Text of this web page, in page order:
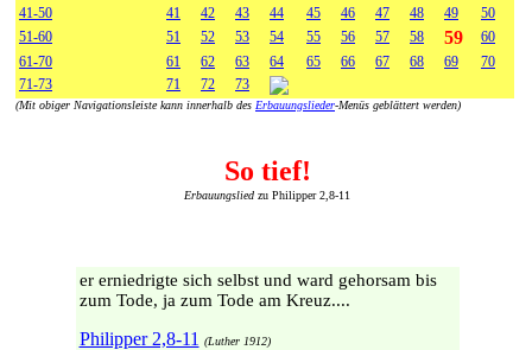
41-50
41 42 43 44 45 46 47 48 49
50
51-60
51 52 53 54 55 56 57 58 59
60
61-70
61 62 63 64 65 66 67 68 69
70
71-73
71 72 73
(Mit obiger Navigationsleiste kann innerhalb des Erbauungslieder-Menüs geblättert werden)
So tief!
Erbauungslied zu Philipper 2,8-11
er erniedrigte sich selbst und ward gehorsam bis
zum Tode, ja zum Tode am Kreuz....
Philipper 2,8-11 (Luther 1912)